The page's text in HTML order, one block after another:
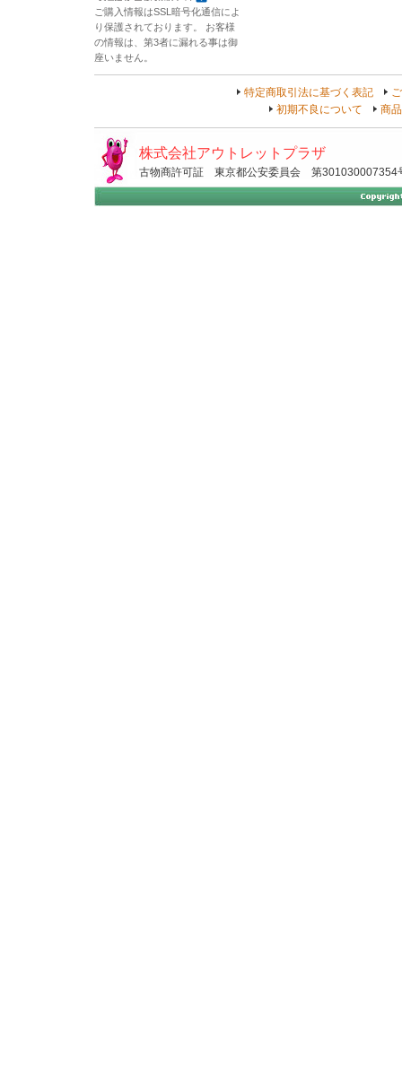
ご購入情報はSSL暗号化通信によ
り保護されております。 お客様
の情報は、第3者に漏れる事は御
座いません。
特定商取引法に基づく表記
初期不良について
商
株式会社アウトレットプラザ
古物商許可証 東京都公安委員会 第301030007354